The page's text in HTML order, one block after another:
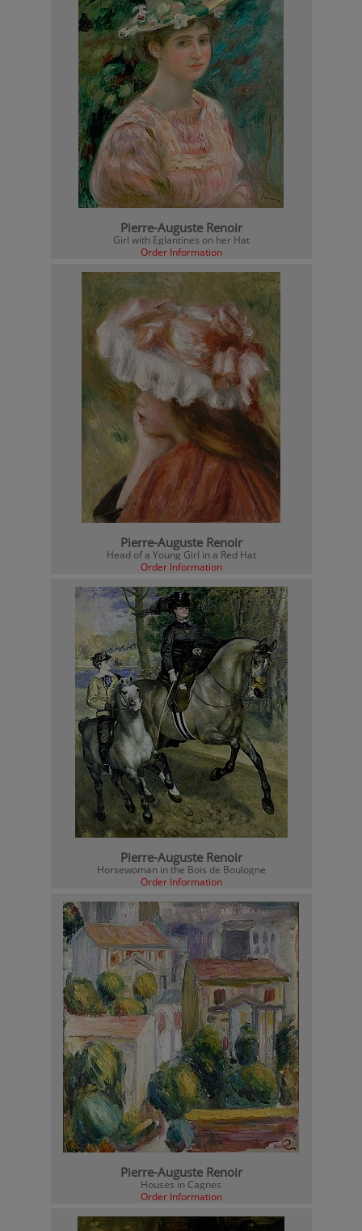
Pierre-Auguste Renoir
Girl with Eglantines on her Hat
Order Information
Pierre-Auguste Renoir
Head of a Young Girl in a Red Hat
Order Information
Pierre-Auguste Renoir
Horsewoman in the Bois de Boulogne
Order Information
Pierre-Auguste Renoir
Houses in Cagnes
Order Information